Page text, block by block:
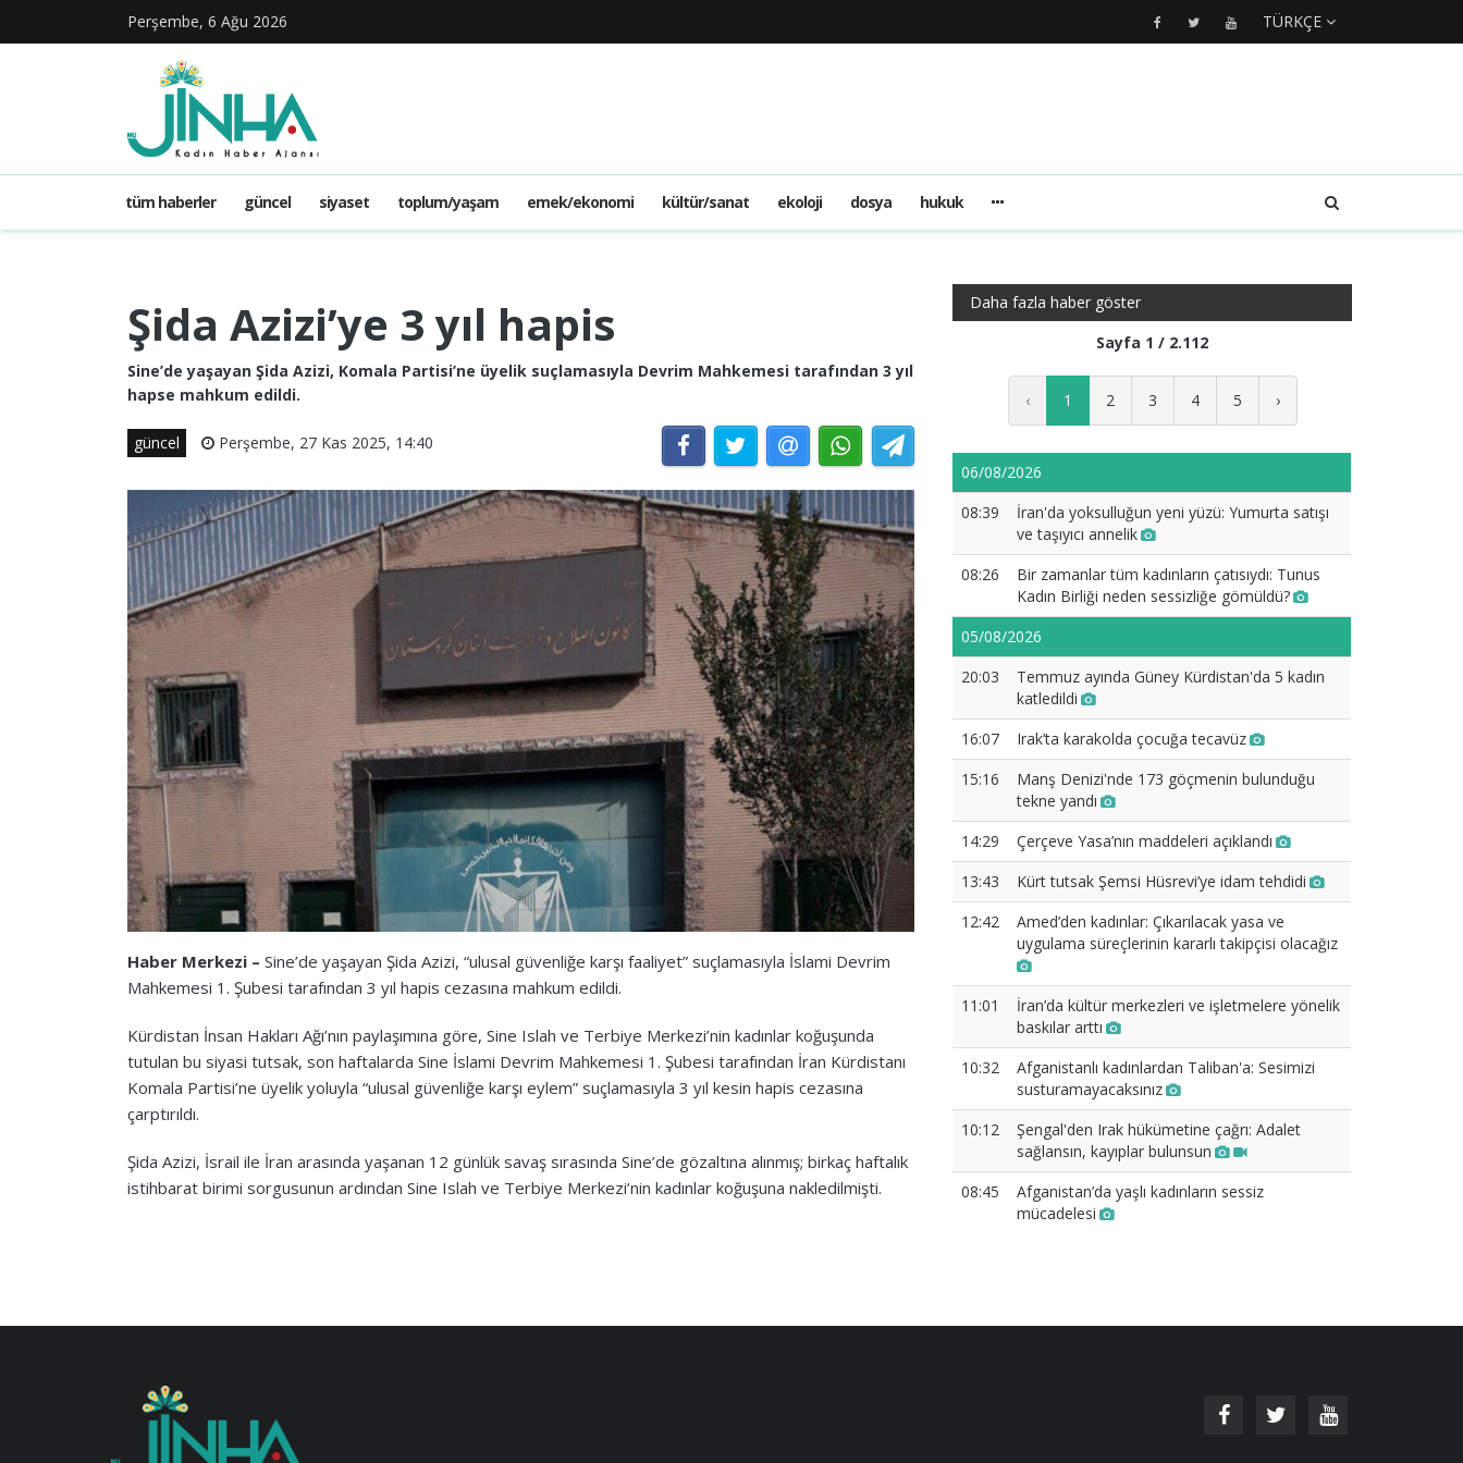
Perşembe, 6 Ağu 2026 TÜRKÇE
tüm haberler güncel siyaset toplum/yaşam emek/ekonomi kültür/sanat ekoloji dosya hukuk
Şida Azizi’ye 3 yıl hapis
Sine’de yaşayan Şida Azizi, Komala Partisi’ne üyelik suçlamasıyla Devrim Mahkemesi tarafından 3 yıl
hapse mahkum edildi.
güncel Perşembe, 27 Kas 2025, 14:40
Haber Merkezi – Sine’de yaşayan Şida Azizi, “ulusal güvenliğe karşı faaliyet” suçlamasıyla İslami Devrim
Mahkemesi 1. Şubesi tarafından 3 yıl hapis cezasına mahkum edildi.
Kürdistan İnsan Hakları Ağı’nın paylaşımına göre, Sine Islah ve Terbiye Merkezi’nin kadınlar koğuşunda
tutulan bu siyasi tutsak, son haftalarda Sine İslami Devrim Mahkemesi 1. Şubesi tarafından İran Kürdistanı
Komala Partisi’ne üyelik yoluyla “ulusal güvenliğe karşı eylem” suçlamasıyla 3 yıl kesin hapis cezasına
çarptırıldı.
Şida Azizi, İsrail ile İran arasında yaşanan 12 günlük savaş sırasında Sine’de gözaltına alınmış; birkaç haftalık
istihbarat birimi sorgusunun ardından Sine Islah ve Terbiye Merkezi’nin kadınlar koğuşuna nakledilmişti.
Daha fazla haber göster
Sayfa 1 / 2.112
‹ 1 2 3 4 5 ›
06/08/2026
08:39
İran'da yoksulluğun yeni yüzü: Yumurta satışı
ve taşıyıcı annelik
08:26
Bir zamanlar tüm kadınların çatısıydı: Tunus
Kadın Birliği neden sessizliğe gömüldü?
05/08/2026
20:03
Temmuz ayında Güney Kürdistan'da 5 kadın
katledildi
16:07
Irak’ta karakolda çocuğa tecavüz
15:16
Manş Denizi'nde 173 göçmenin bulunduğu
tekne yandı
14:29
Çerçeve Yasa’nın maddeleri açıklandı
13:43
Kürt tutsak Şemsi Hüsrevi’ye idam tehdidi
12:42
Amed’den kadınlar: Çıkarılacak yasa ve
uygulama süreçlerinin kararlı takipçisi olacağız
11:01
İran’da kültür merkezleri ve işletmelere yönelik
baskılar arttı
10:32
Afganistanlı kadınlardan Taliban'a: Sesimizi
susturamayacaksınız
10:12
Şengal'den Irak hükümetine çağrı: Adalet
sağlansın, kayıplar bulunsun
08:45
Afganistan’da yaşlı kadınların sessiz
mücadelesi